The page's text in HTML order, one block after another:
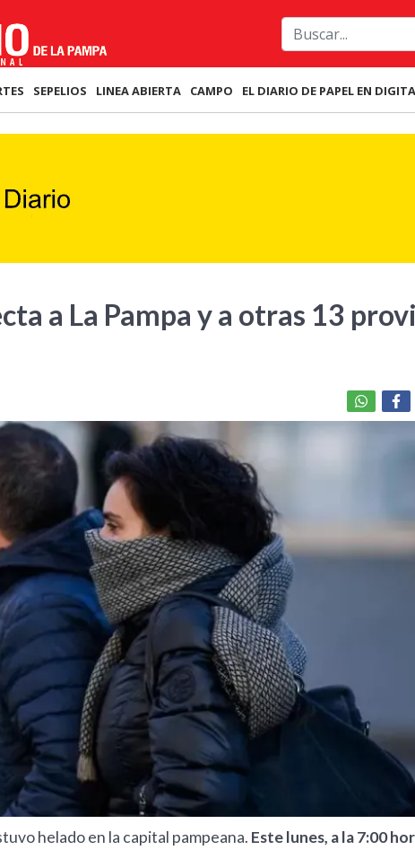
SEPELIOS LINEA ABIERTA CAMPO EL DIARIO DE PAPEL EN
a La Pampa y a otras 13
helado en la capital pampeana. Este lunes, a la 7:00